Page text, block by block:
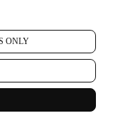
ONLY
VERZAMELEN WIJ
betrekking tot u en
rechtstreeks of in